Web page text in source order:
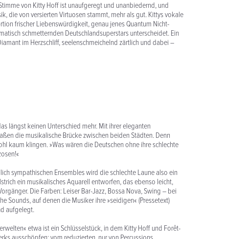
von Kitty Hoff ist unaufgeregt und unanbiedernd, und
die von versierten Virtuosen stammt, mehr als gut. Kittys vokale
frischer Liebenswürdigkeit, genau jenes Quantum Nicht-
schmetternden Deutschlandsuperstars unterscheidet. Ein
im Herzschliff, seelenschmeichelnd zärtlich und dabei –
längst keinen Unterschied mehr. Mit ihrer eleganten
die musikalische Brücke zwischen beiden Städten. Denn
kaum klingen. »Was wären die Deutschen ohne ihre schlechte
sympathischen Ensembles wird die schlechte Laune also ein
ein musikalisches Aquarell entworfen, das ebenso leicht,
Die Farben: Leiser Bar-Jazz, Bossa Nova, Swing – bei
Sounds, auf denen die Musiker ihre »seidigen« (Pressetext)
aufgelegt.
etwa ist ein Schlüsselstück, in dem Kitty Hoff und Forêt-